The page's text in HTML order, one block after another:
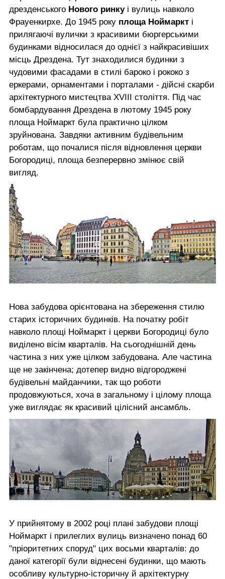
дрезденського Нового ринкуі вулиць навколо
Фрауенкирхе. До 1945 року площа Ноймаркт і
прилягаючі вулички з красивими бюргерськими
будинками відносилася до однієї з найкрасивіших
місць Дрездена. Тут знаходилися будинки з
чудовими фасадами в стилі бароко і рококо з
еркерами, орнаментами і порталами - дійсні скарби
архітектурного мистецтва XVІІІ століття. Під час
бомбардування Дрездена в лютому 1945 року
площа Ноймаркт була практично цілком
зруйнована. Завдяки активним будівельним
роботам, що почалися після відновлення церкви
Богородиці, площа безперервно змінює свій
вигляд.
Нова забудова орієнтована на збереження стилю
старих історичних будинків. На початку робіт
навколо площі Ноймаркт і церкви Богородиці було
виділено вісім кварталів. На сьогоднішній день
частина з них уже цілком забудована. Але частина
ще не закінчена; дотепер видно відгороджені
будівельні майданчики, так що роботи
продовжуються, хоча в загальному і цілому площа
уже виглядає як красивий цілісний ансамбль.
У прийнятому в 2002 році плані забудови площі
Ноймаркт і прилеглих вулиць визначено понад 60
"пріоритетних споруд" цих восьми кварталів: до
даної категорії були віднесені будинки, що мають
особливу культурно-історичну й архітектурну